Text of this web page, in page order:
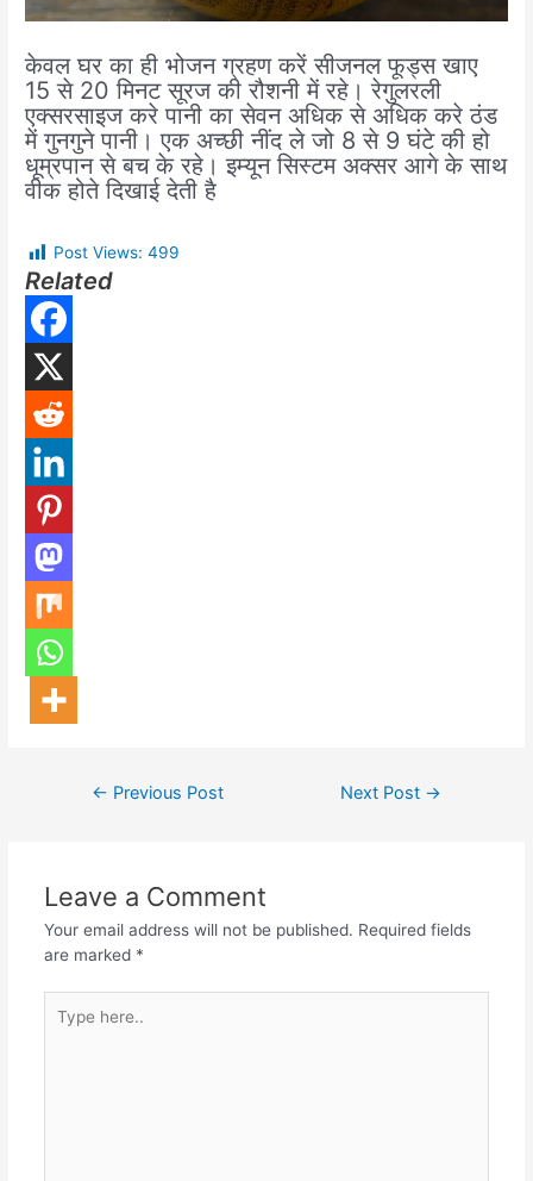
केवल घर का ही भोजन ग्रहण करें सीजनल फूड्स खाए
15 से 20 मिनट सूरज की रौशनी में रहे। रेगुलरली
एक्सरसाइज करे पानी का सेवन अधिक से अधिक करे ठंड
में गुनगुने पानी। एक अच्छी नींद ले जो 8 से 9 घंटे की हो
धूम्रपान से बच के रहे। इम्यून सिस्टम अक्सर आगे के साथ
वीक होते दिखाई देती है
Post Views: 499
Related
← Previous Post Next Post →
Leave a Comment
Your email address will not be published. Required fields
are marked *
here..